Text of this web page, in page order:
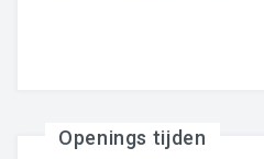
BEAUTY
Openings tijden